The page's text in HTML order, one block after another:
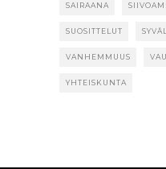
SAIRAANA
SUOSITTELUT
VANHEMMUUS
YHTEISKUNTA